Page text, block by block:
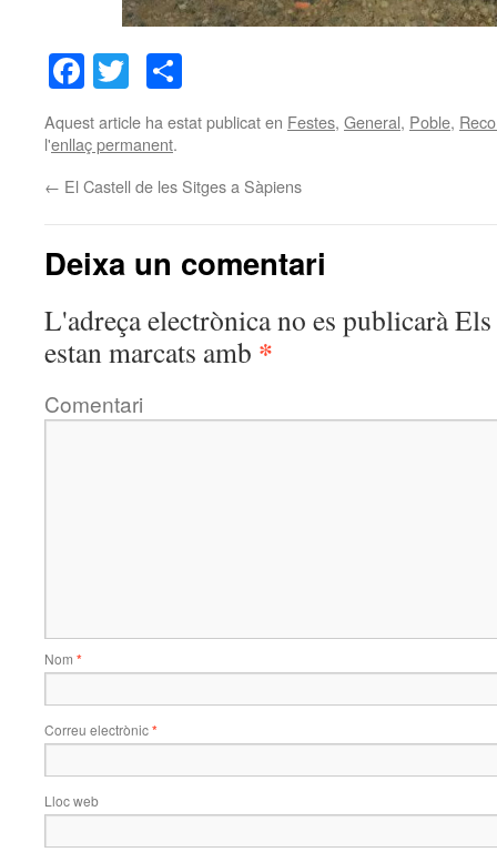
Facebook
Twitter
Aquest article ha estat publicat en Festes, General, Poble,
l'enllaç permanent.
← El Castell de les Sitges a Sàpiens
Deixa un comentari
L'adreça electrònica no es publicaràEls
estan marcats amb *
Comentari
Nom *
Correu electrònic*
Lloc web